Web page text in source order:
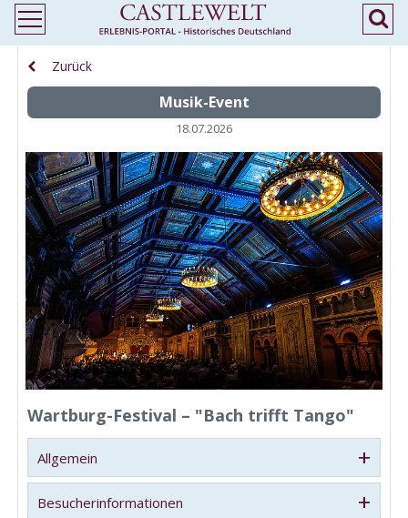
Zurück
Musik-Event
18.07.2026
Wartburg-Festival – "Bach trifft Tango"
Allgemein +
Besucherinformationen +